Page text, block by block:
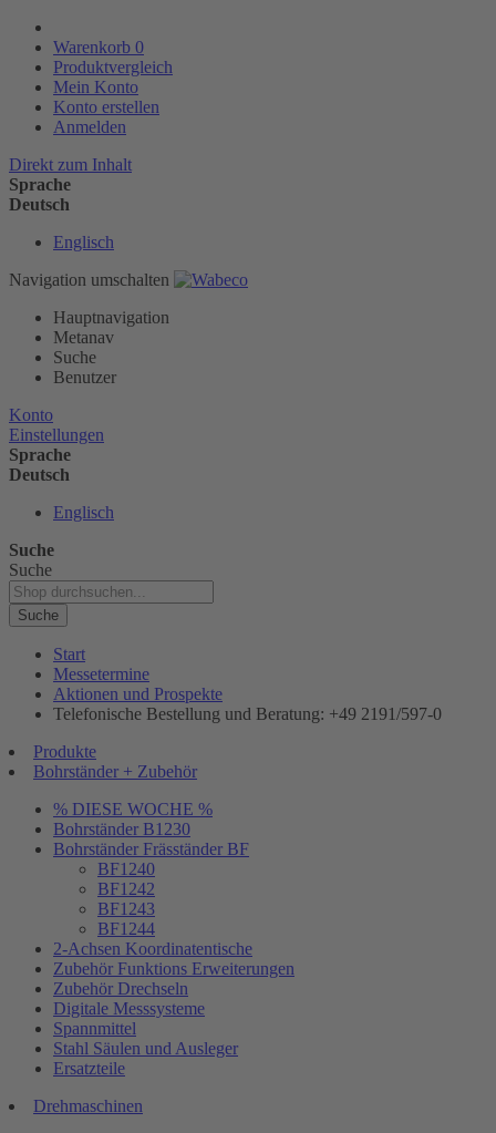
Warenkorb 0
Produktvergleich
Mein Konto
Konto erstellen
Anmelden
Direkt zum Inhalt
Sprache
Deutsch
Englisch
Navigation umschalten
Hauptnavigation
Metanav
Suche
Benutzer
Konto
Einstellungen
Sprache
Deutsch
Englisch
Suche
Suche
Suche
Start
Messetermine
Aktionen und Prospekte
Telefonische Bestellung und Beratung: +49 2191/597-0
Produkte
Bohrständer + Zubehör
% DIESE WOCHE %
Bohrständer B1230
Bohrständer Fräsständer BF
BF1240
BF1242
BF1243
BF1244
2-Achsen Koordinatentische
Zubehör Funktions Erweiterungen
Zubehör Drechseln
Digitale Messsysteme
Spannmittel
Stahl Säulen und Ausleger
Ersatzteile
Drehmaschinen